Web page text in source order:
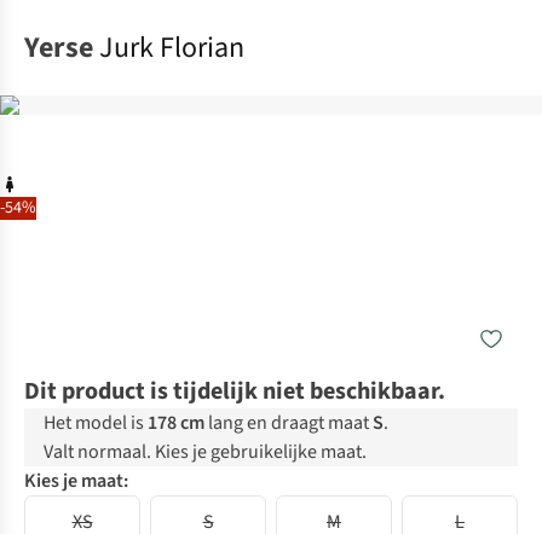
-54%
YerseJurk Florian
Dit product is tijdelijk niet beschikbaar.
Het model is 178 cmlang en draagt maatS.
Valt normaal. Kies je gebruikelijke maat.
Kies je maat:
XS
S M L